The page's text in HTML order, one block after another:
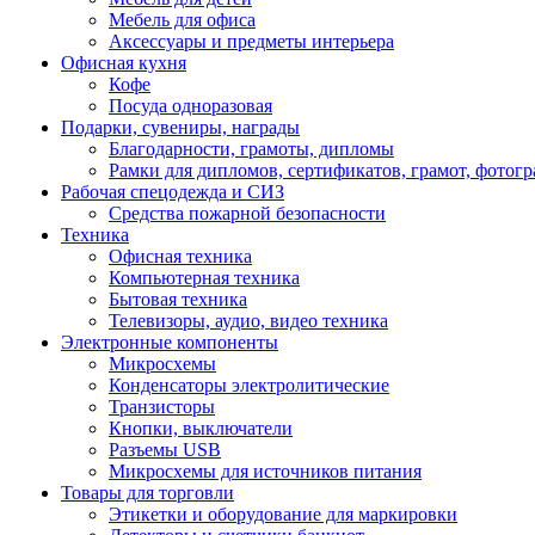
Мебель для офиса
Аксессуары и предметы интерьера
Офисная кухня
Кофе
Посуда одноразовая
Подарки, сувениры, награды
Благодарности, грамоты, дипломы
Рамки для дипломов, сертификатов, грамот,
Рабочая спецодежда и СИЗ
Средства пожарной безопасности
Техника
Офисная техника
Компьютерная техника
Бытовая техника
Телевизоры, аудио, видео техника
Электронные компоненты
Микросхемы
Конденсаторы электролитические
Транзисторы
Кнопки, выключатели
Разъемы USB
Микросхемы для источников питания
Товары для торговли
Этикетки и оборудование для маркировки